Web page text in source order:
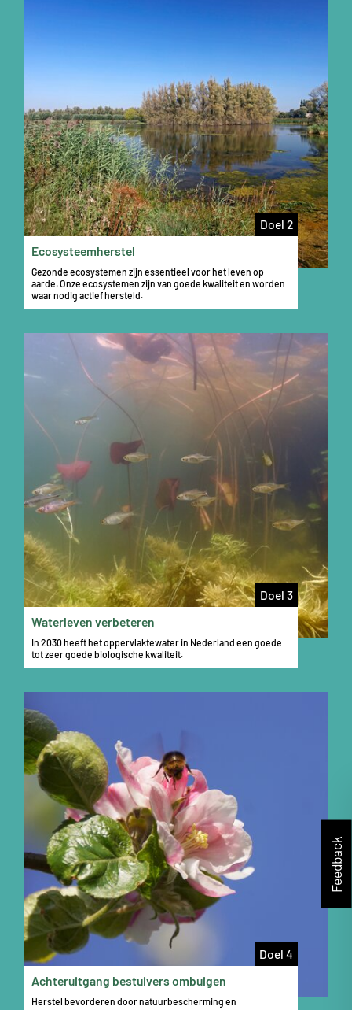
Doel 2
Ecosysteemherstel
Gezonde ecosystemen zijn essentieel voor het leven op
aarde. Onze ecosystemen zijn van goede kwaliteit en worden
waar nodig actief hersteld.
Doel 3
Waterleven verbeteren
In 2030 heeft het oppervlaktewater in Nederland een goede
tot zeer goede biologische kwaliteit.
Doel 4
Achteruitgang bestuivers ombuigen
Herstel bevorderen door natuurbescherming en
Feedback